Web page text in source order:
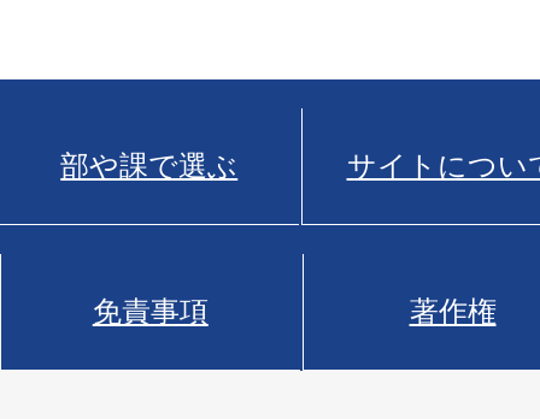
部や課で選ぶ サイトについ
免責事項 著作権